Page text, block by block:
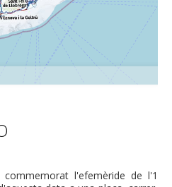
l'efemèride de l'1